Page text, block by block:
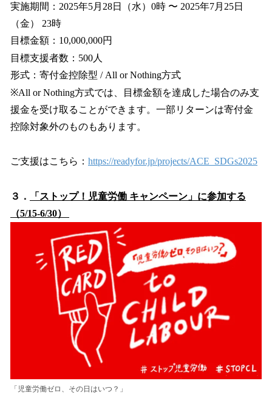
実施期間：2025年5月28日（水）0時 〜 2025年7月25日
（金） 23時
目標金額：10,000,000円
目標支援者数：500人
形式：寄付金控除型 / All or Nothing方式
※All or Nothing方式では、目標金額を達成した場合のみ支
援金を受け取ることができます。一部リターンは寄付金
控除対象外のものもあります。
ご支援はこちら： https://readyfor.jp/projects/ACE_SDGs2025
３．
「ストップ！児童労働 キャンペーン」に参加する
（5/15-6/30）
「児童労働ゼロ、その日はいつ？」